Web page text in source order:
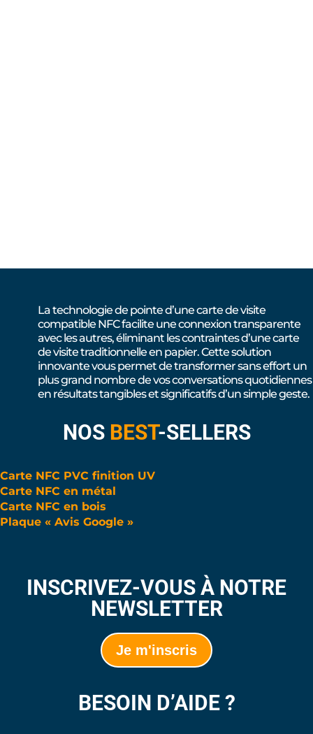
La technologie de pointe d’une carte de visite
compatible NFC facilite une connexion transparente
avec les autres, éliminant les contraintes d’une carte
de visite traditionnelle en papier. Cette solution
innovante vous permet de transformer sans effort un
plus grand nombre de vos conversations quotidiennes
en résultats tangibles et significatifs d’un simple geste.
NOS BEST-SELLERS
Carte NFC PVC finition UV
Carte NFC en métal
Carte NFC en bois
Plaque « Avis Google »
INSCRIVEZ-VOUS À NOTRE
NEWSLETTER
Je m'inscris
BESOIN D’AIDE ?